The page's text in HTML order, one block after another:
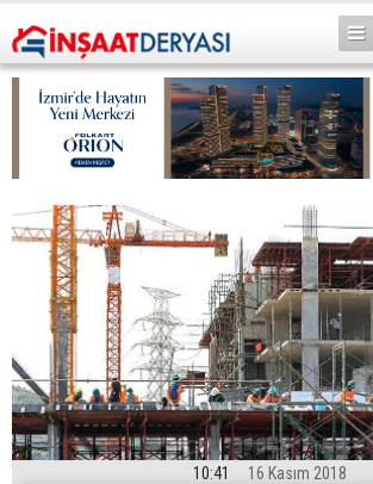
10:41 16 Kasım 2018